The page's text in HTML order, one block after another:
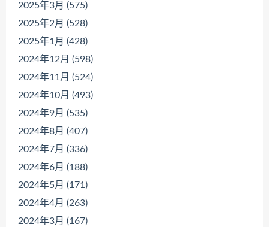
2025年3月 (575)
2025年2月 (528)
2025年1月 (428)
2024年12月 (598)
2024年11月 (524)
2024年10月 (493)
2024年9月 (535)
2024年8月 (407)
2024年7月 (336)
2024年6月 (188)
2024年5月 (171)
2024年4月 (263)
2024年3月 (167)